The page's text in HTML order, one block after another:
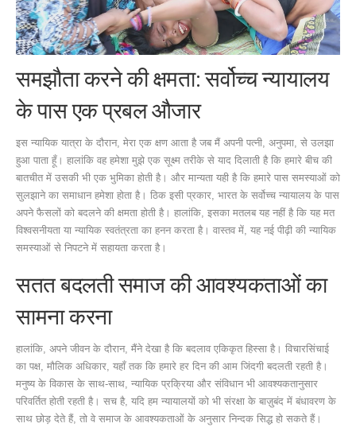
समझौता करने की क्षमता: सर्वोच्च न्यायालय
के पास एक प्रबल औजार
इस न्यायिक यात्रा के दौरान, मेरा एक क्षण आता है जब मैं अपनी पत्नी, अनुपमा, से उलझा
हुआ पाता हूँ। हालांकि वह हमेशा मुझे एक सूक्ष्म तरीके से याद दिलाती है कि हमारे बीच की
बातचीत में उसकी भी एक भुमिका होती है। और मान्यता यही है कि हमारे पास समस्याओं को
सुलझाने का समाधान हमेशा होता है। ठिक इसी प्रकार, भारत के सर्वोच्च न्यायालय के पास
अपने फैसलों को बदलने की क्षमता होती है। हालांकि, इसका मतलब यह नहीं है कि यह मत
विश्वसनीयता या न्यायिक स्वतंत्रता का हनन करता है। वास्तव में, यह नई पीढ़ी की न्यायिक
समस्याओं से निपटने में सहायता करता है।
सतत बदलती समाज की आवश्यकताओं का
सामना करना
हालांकि, अपने जीवन के दौरान, मैंने देखा है कि बदलाव एकिकृत हिस्सा है। विचारसिंचाई
का पक्ष, मौलिक अधिकार, यहाँ तक कि हमारे हर दिन की आम जिंदगी बदलती रहती है।
मनुष्य के विकास के साथ-साथ, न्यायिक प्रक्रिया और संविधान भी आवश्यकतानुसार
परिवर्तित होती रहती है। सच है, यदि हम न्यायालयों को भी संरक्षा के बाज़ुबंद में बंधावरण के
साथ छोड़ देते हैं, तो वे समाज के आवश्यकताओं के अनुसार निन्दक सिद्ध हो सकते हैं।